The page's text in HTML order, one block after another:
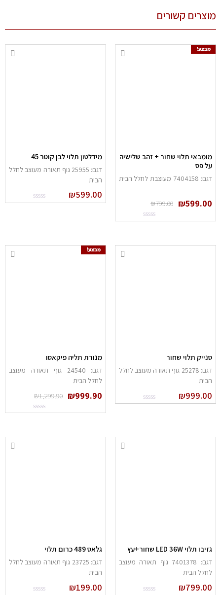
מוצרים קשורים
מבצע!
מומבאי תלוי שחור + זהב שלישיה
על פס
דגם: 7404158 מעוצבת לחלל הבית
₪799.00 ₪599.00
מידלטון תלוי לבן קוטר 45
דגם: 25955 גוף תאורה מעוצב לחלל
הבית
₪599.00
סנייק תלוי שחור
דגם: 25278 גוף תאורה מעוצב לחלל
הבית
₪999.00
מבצע!
מנורת תליה פיקאסו
דגם: 24540 גוף תאורה מעוצב
לחלל הבית
₪1,299.90 ₪999.90
גזיבו תלוי LED 36W שחור+עץ
דגם: 7401378 גוף תאורה מעוצב
לחלל הבית
₪799.00
גלאס 489 כרום תלוי
דגם: 23725 גוף תאורה מעוצב לחלל
הבית
₪199.00